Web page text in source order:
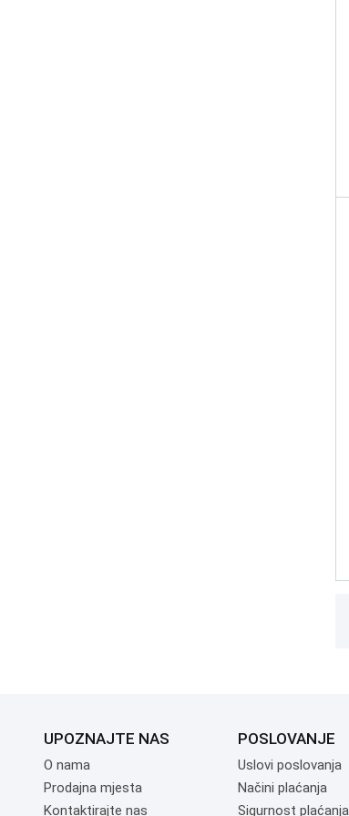
UPOZNAJTE NAS
O nama
Prodajna mjesta
Kontaktirajte nas
POSLOVANJE
Uslovi poslovanja
Načini plaćanja
Sigurnost plaćanja